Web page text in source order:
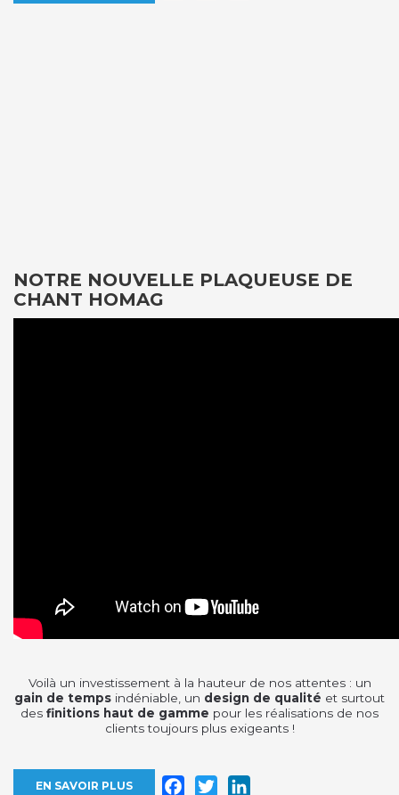
NOTRE NOUVELLE PLAQUEUSE DE
CHANT HOMAG
Voilà un investissement à la hauteur de nos attentes : un
gain de temps indéniable, un design de qualité et surtout
des finitions haut de gamme pour les réalisations de nos
clients toujours plus exigeants !
EN SAVOIR PLUS Facebook
Twitter